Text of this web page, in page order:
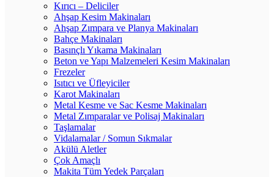
Kırıcı – Deliciler
Ahşap Kesim Makinaları
Ahşap Zımpara ve Planya Makinaları
Bahçe Makinaları
Basınçlı Yıkama Makinaları
Beton ve Yapı Malzemeleri Kesim Makinaları
Frezeler
Isıtıcı ve Üfleyiciler
Karot Makinaları
Metal Kesme ve Sac Kesme Makinaları
Metal Zımparalar ve Polisaj Makinaları
Taşlamalar
Vidalamalar / Somun Sıkmalar
Akülü Aletler
Çok Amaçlı
Makita Tüm Yedek Parçaları